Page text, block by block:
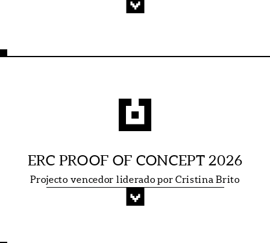
ERC PROOF OF CONCEPT 2026
Projecto vencedor liderado por Cristina Brito